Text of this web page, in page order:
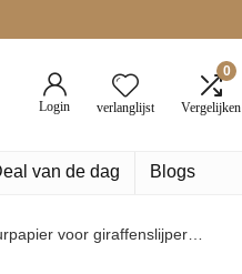
Login verlanglijst
0
Vergelijken
van de dag Blogs
voor giraffenslijper…